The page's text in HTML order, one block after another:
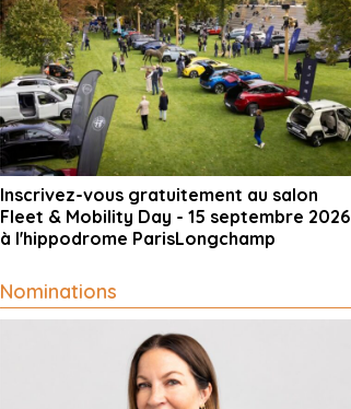
Inscrivez-vous gratuitement au salon
Fleet & Mobility Day - 15 septembre 2026
à l'hippodrome ParisLongchamp
Nominations